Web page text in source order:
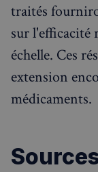
traités
sur l'efficacité
échelle. Ces
extension
médicaments.
Google